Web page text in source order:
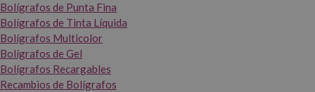
Bolígrafos de Punta Fina
Bolígrafos de Tinta Líquida
Bolígrafos Multicolor
Bolígrafos de Gel
Bolígrafos Recargables
Recambios de Bolígrafos